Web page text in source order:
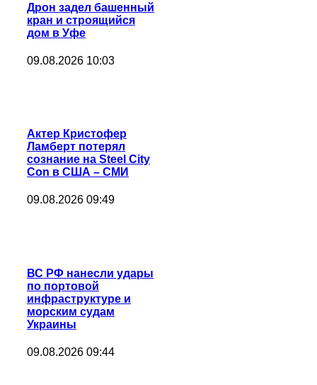
Дрон задел башенный
кран и строящийся
дом в Уфе
09.08.2026 10:03
Актер Кристофер
Ламберт потерял
сознание на Steel City
Con в США – СМИ
09.08.2026 09:49
ВС РФ нанесли удары
по портовой
инфраструктуре и
морским судам
Украины
09.08.2026 09:44